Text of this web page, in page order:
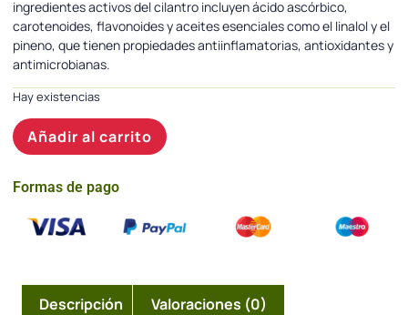
ingredientes activos del cilantro incluyen ácido ascórbico,
carotenoides, flavonoides y aceites esenciales como el linalol y el
pineno, que tienen propiedades antiinflamatorias, antioxidantes y
antimicrobianas.
Hay existencias
Añadir al carrito
Formas de pago
Descripción Valoraciones (0)